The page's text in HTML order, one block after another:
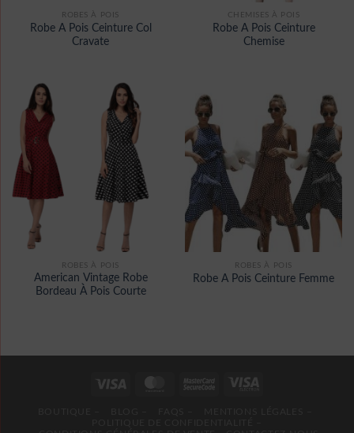
ROBES À POIS
Robe A Pois Ceinture Col
Cravate
CHEMISES À POIS
Robe A Pois Ceinture
Chemise
ROBES À POIS
American Vintage Robe
Bordeau À Pois Courte
ROBES À POIS
Robe A Pois Ceinture Femme